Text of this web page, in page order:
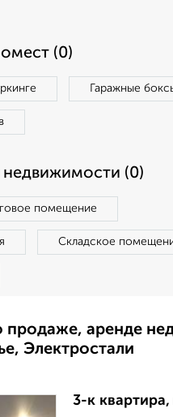
(0)
Гаражные
(0)
помещение
Складское
продаже, аренде
Электростали
3-к